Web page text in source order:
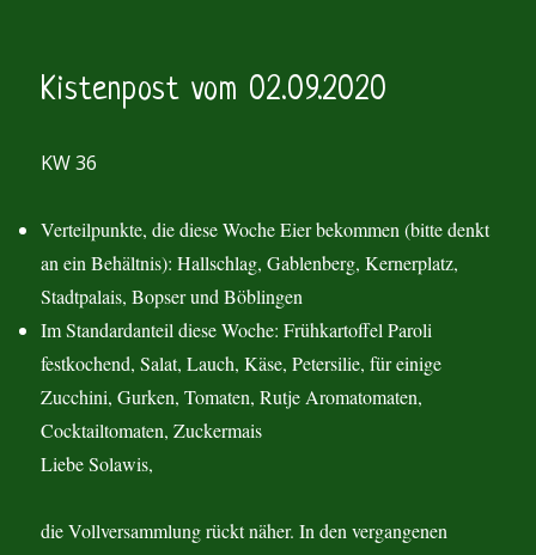
Kistenpost vom 02.09.2020
KW 36
Verteilpunkte, die diese Woche Eier bekommen (bitte denkt
an ein Behältnis): Hallschlag, Gablenberg, Kernerplatz,
Stadtpalais, Bopser und Böblingen
Im Standardanteil diese Woche: Frühkartoffel Paroli
festkochend, Salat, Lauch, Käse, Petersilie, für einige
Zucchini, Gurken, Tomaten, Rutje Aromatomaten,
Cocktailtomaten, Zuckermais
Liebe Solawis,
die Vollversammlung rückt näher. In den vergangenen